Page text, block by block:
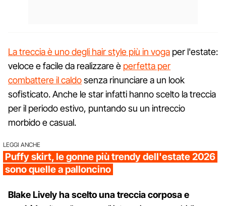
La treccia è uno degli hair style più in voga per l'estate:
veloce e facile da realizzare è perfetta per
combattere il caldosenza rinunciare a un look
sofisticato. Anche le star infatti hanno scelto la treccia
per il periodo estivo, puntando su un intreccio
morbido e casual.
LEGGI ANCHE
Puffy skirt, le gonne più trendy dell'estate 2026
sono quelle a palloncino
Blake Lively ha scelto una treccia corposa e